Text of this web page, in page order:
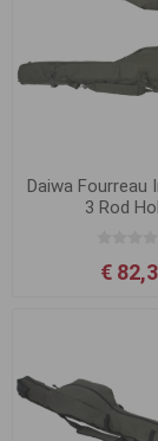
Daiwa Fourreau
3 Rod
€